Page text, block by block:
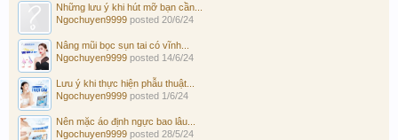
Những lưu ý khi hút mỡ bạn cần...
Ngochuyen9999 posted 20/6/24
Nâng mũi bọc sụn tai có vĩnh...
Ngochuyen9999 posted 14/6/24
Lưu ý khi thực hiện phẫu thuật...
Ngochuyen9999 posted 1/6/24
Nên mặc áo định ngực bao lâu...
Ngochuyen9999 posted 28/5/24